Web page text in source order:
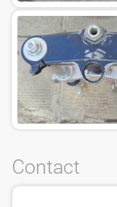
Contact